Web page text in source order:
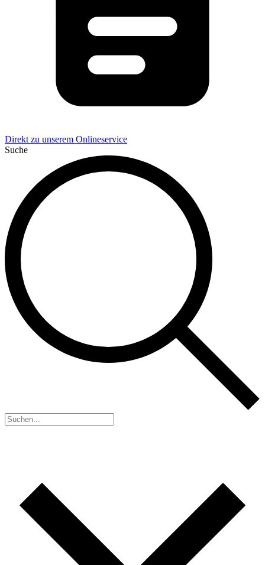
Direkt zu unserem Onlineservice
Suche